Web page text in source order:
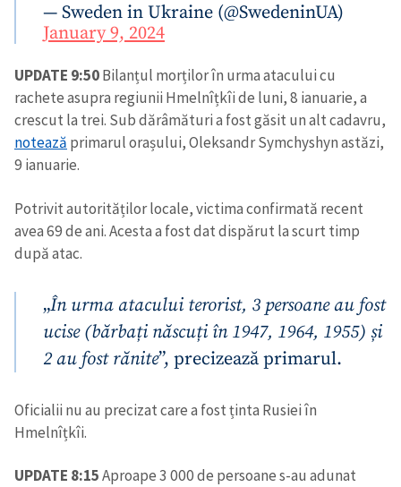
— Sweden in Ukraine (@SwedeninUA)
January 9, 2024
UPDATE 9:50Bilanțul morților în urma atacului cu
rachete asupra regiunii Hmelnîțkîi de luni, 8 ianuarie, a
crescut la trei. Sub dărâmături a fost găsit un alt cadavru,
notează primarul orașului, Oleksandr Symchyshyn astăzi,
9 ianuarie.
Potrivit autorităților locale, victima confirmată recent
avea 69 de ani. Acesta a fost dat dispărut la scurt timp
după atac.
„În urma atacului terorist, 3 persoane au fost
ucise (bărbați născuți în 1947, 1964, 1955) și
2 au fost rănite”, precizează primarul.
Oficialii nu au precizat care a fost ținta Rusiei în
Hmelnîțkîi.
UPDATE 8:15Aproape 3 000 de persoane s-au adunat